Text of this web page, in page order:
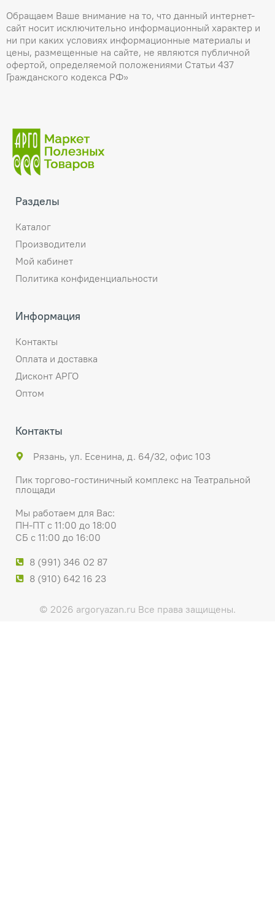
Обращаем Ваше внимание на то, что данный интернет-
сайт носит исключительно информационный характер и
ни при каких условиях информационные материалы и
цены, размещенные на сайте, не являются публичной
офертой, определяемой положениями Статьи 437
Гражданского кодекса РФ»
Разделы
Каталог
Производители
Мой кабинет
Политика конфиденциальности
Информация
Контакты
Оплата и доставка
Дисконт АРГО
Оптом
Контакты
Рязань, ул. Есенина, д. 64/32, офис 103
Пик торгово-гостиничный комплекс на Театральной
площади
Мы работаем для Вас:
ПН-ПТ с 11:00 до 18:00
СБ с 11:00 до 16:00
8 (991) 346 02 87
8 (910) 642 16 23
© 2026 argoryazan.ru Все права защищены.